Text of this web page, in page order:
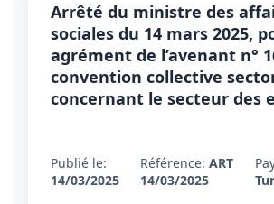
Arrêté du ministre des
sociales du 14 mars 2025,
agrément de l’avenant n°
convention collective
concernant le secteur des
Publié le:
14/03/2025
Référence: ART
14/03/2025